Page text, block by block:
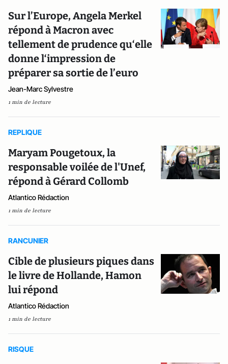
Sur l’Europe, Angela Merkel
répond à Macron avec
tellement de prudence qu‘elle
donne l‘impression de
préparer sa sortie de l’euro
Jean-Marc Sylvestre
1 min de lecture
REPLIQUE
Maryam Pougetoux, la
responsable voilée de l'Unef,
répond à Gérard Collomb
Atlantico Rédaction
1 min de lecture
RANCUNIER
Cible de plusieurs piques dans
le livre de Hollande, Hamon
lui répond
Atlantico Rédaction
1 min de lecture
RISQUE